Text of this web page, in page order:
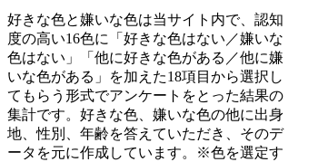
好きな色と嫌いな色は当サイト内で、認知
度の高い16色に「好きな色はない／嫌いな
色はない」「他に好きな色がある／他に嫌
いな色がある」を加えた18項目から選択し
てもらう形式でアンケートをとった結果の
集計です。好きな色、嫌いな色の他に出身
地、性別、年齢を答えていただき、そのデ
ータを元に作成しています。※色を選定す